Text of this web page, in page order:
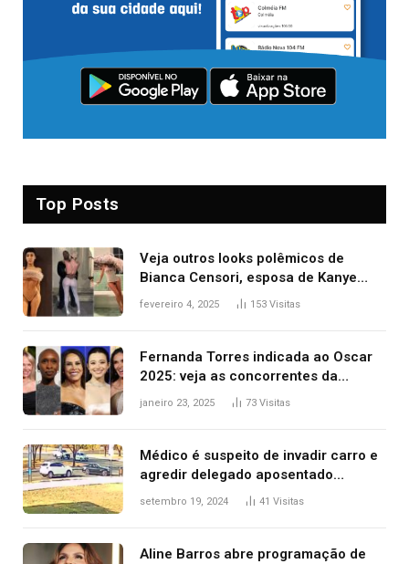
Top Posts
Veja outros looks polêmicos de
Bianca Censori, esposa de Kanye
West que apareceu nua no Grammy
fevereiro 4, 2025 153 Visitas
Fernanda Torres indicada ao Oscar
2025: veja as concorrentes da
brasileira a melhor atriz
janeiro 23, 2025 73 Visitas
Médico é suspeito de invadir carro e
agredir delegado aposentado
durante confusão no trânsito
setembro 19, 2024 41 Visitas
Aline Barros abre programação de